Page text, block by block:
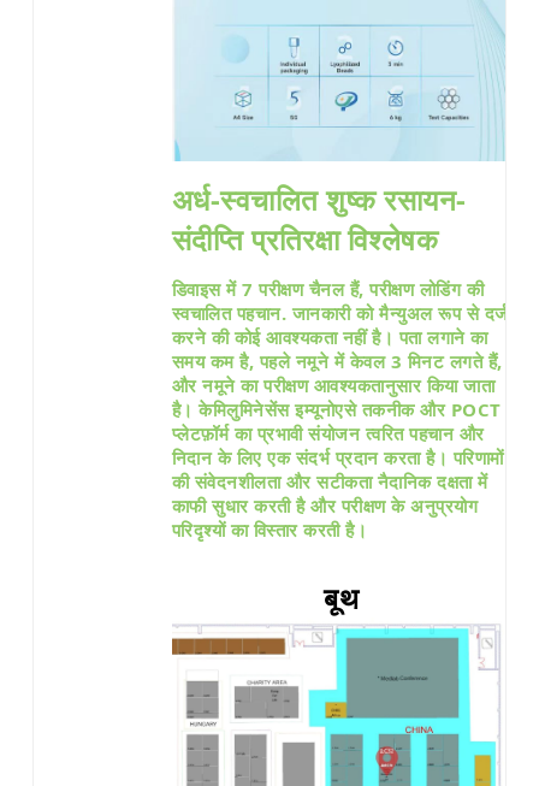
अर्ध-स्वचालित शुष्क रसायन-
संदीप्ति प्रतिरक्षा विश्लेषक
डिवाइस में 7 परीक्षण चैनल हैं,परीक्षण लोडिंग की
स्वचालित पहचान. जानकारी को मैन्युअल रूप से दर्ज
करने की कोई आवश्यकता नहीं है। पता लगाने का
समय कम है, पहले नमूने में केवल 3 मिनट लगते हैं,
और नमूने का परीक्षण आवश्यकतानुसार किया जाता
है। केमिलुमिनेसेंस इम्यूनोएसे तकनीक और POCT
प्लेटफ़ॉर्म का प्रभावी संयोजन त्वरित पहचान और
निदान के लिए एक संदर्भ प्रदान करता है। परिणामों
की संवेदनशीलता और सटीकता नैदानिक दक्षता में
काफी सुधार करती है और परीक्षण के अनुप्रयोग
परिदृश्यों का विस्तार करती है।
बूथ